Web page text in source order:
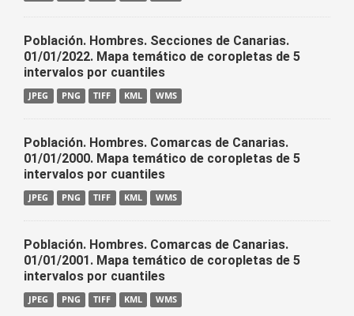
Población. Hombres. Secciones de Canarias.
01/01/2022. Mapa temático de coropletas de 5
intervalos por cuantiles
JPEG PNG TIFF KML WMS
Población. Hombres. Comarcas de Canarias.
01/01/2000. Mapa temático de coropletas de 5
intervalos por cuantiles
JPEG PNG TIFF KML WMS
Población. Hombres. Comarcas de Canarias.
01/01/2001. Mapa temático de coropletas de 5
intervalos por cuantiles
JPEG PNG TIFF KML WMS